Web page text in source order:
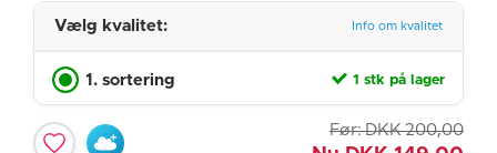
Vælg kvalitet: Info om kvalitet
1. sortering 1 stk på lager
Før: DKK 200,00